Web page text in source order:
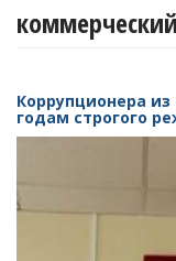
Коррупционера
годам строгого